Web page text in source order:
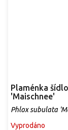
Plaménka
'Maischnee'
Phlox subulata
Vyprodáno